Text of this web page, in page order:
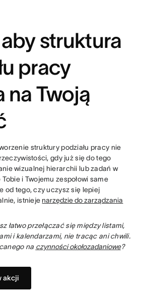
struktura
pracy
na Twoją
struktury podziału pracy nie
gdy już się do tego
wizualnej hierarchii lub zadań w
i Twojemu zespołowi same
od tego, czy uczysz się lepiej
istnieje narzędzie do zarządzania
łatwo przełączać się między listami,
i kalendarzami, nie tracąc ani chwili.
na czynności okołozadaniowe?
akcji